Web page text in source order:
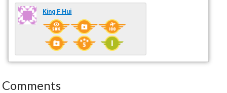
King F Hui
Comments